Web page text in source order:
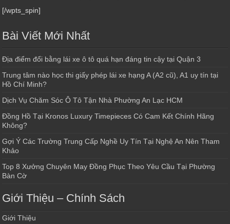
[/wpts_spin]
Bài Viết Mới Nhất
Địa điểm đổi bằng lái xe ô tô quá hạn đáng tin cậy tại Quận 3
Trung tâm nào học thi giấy phép lái xe hạng A (A2 cũ), A1 uy tín tại
Hồ Chí Minh?
Dịch Vụ Chăm Sóc Ô Tô Tận Nhà Phường An Lạc HCM
Đồng Hồ Tại Kronos Luxury Timepieces Có Cam Kết Chính Hãng
Không?
Gợi Ý Các Trường Trung Cấp Nghề Uy Tín Tại Nghệ An Nên Tham
Khảo
Top 8 Xưởng Chuyên May Đồng Phục Theo Yêu Cầu Tại Phường
Bàn Cờ
Giới Thiệu – Chính Sách
Giới Thiệu